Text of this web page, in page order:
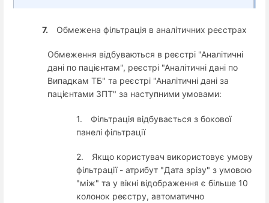
7. Обмежена фільтрація в аналітичних реєстрах
Обмеження відбуваються в реєстрі "Аналітичні
дані по пацієнтам", реєстрі "Аналітичні дані по
Випадкам ТБ" та реєстрі "Аналітичні дані за
пацієнтами ЗПТ" за наступними умовами:
1.
Фільтрація відбувається з бокової
панелі фільтрації
2.
Якщо користувач використовує умову
фільтрації - атрибут "Дата зрізу" з умовою
"між" та у вікні відображення є більше 10
колонок реєстру, автоматично